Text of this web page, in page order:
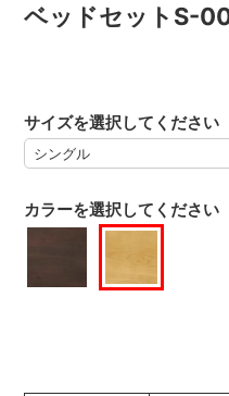
ベッドセットS-
カラーを選択してください
サイズを選択してください